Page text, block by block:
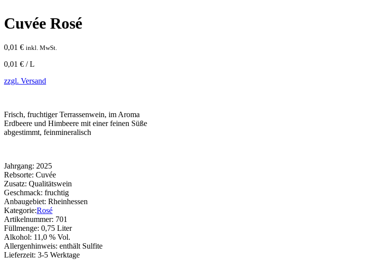
Cuvée Rosé
0,01 € inkl. MwSt.
0,01 € / L
zzgl. Versand
Frisch, fruchtiger Terrassenwein, im Aroma
Erdbeere und Himbeere mit einer feinen Süße
abgestimmt, feinmineralisch
Jahrgang: 2025
Rebsorte: Cuvée
Zusatz: Qualitätswein
Geschmack: fruchtig
Anbaugebiet: Rheinhessen
Kategorie:Rosé
Artikelnummer: 701
Füllmenge: 0,75 Liter
Alkohol: 11,0 % Vol.
Allergenhinweis: enthält Sulfite
Lieferzeit: 3-5 Werktage